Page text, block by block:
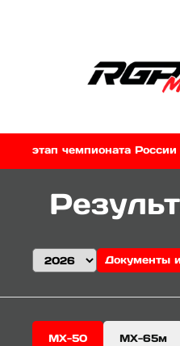
этап чемпионата
Документы
МХ-50 МХ-65м